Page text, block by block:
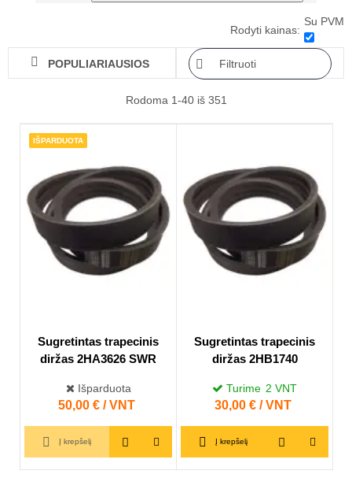
Rodyti kainas:
Su PVM
 POPULIARIAUSIOS  Filtruoti
Rodoma 1-40 iš 351
IŠPARDUOTA
Sugretintas trapecinis
diržas 2HA3626 SWR
Išparduota
Kaina
50,00 € / VNT
Į krepšelį
Sugretintas trapecinis
diržas 2HB1740
Turime 2 VNT
Kaina
30,00 € / VNT
Į krepšelį